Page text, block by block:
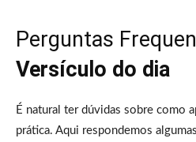
Perguntas
Versículo do dia
É natural ter dúvidas sobre como
prática. Aqui respondemos